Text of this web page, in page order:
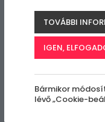
TOVÁBBI
IGEN,
Bármikor
lévő „Cookie-